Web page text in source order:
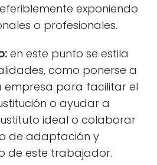
exponiendo
o profesionales.
en este punto se estila
como ponerse a
empresa para facilitar el
o ayudar a
ideal o colaborar
de adaptación y
de este trabajador.